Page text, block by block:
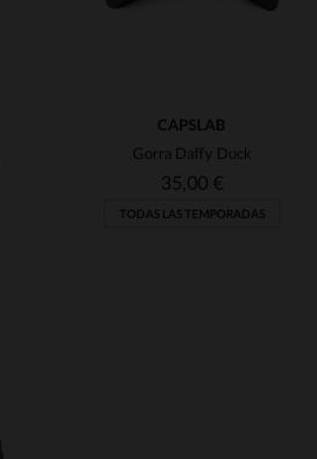
CAPSLAB
Gorra Daffy Duck
35,00 €
TODAS LAS TEMPORADAS